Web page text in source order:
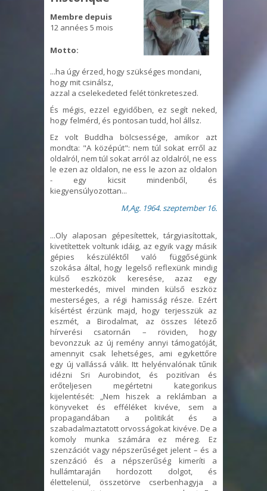
Membre depuis
12 années 5 mois
Motto:
...ha úgy érzed, hogy szükséges mondani,
hogy mit csinálsz,
azzal a cselekedeted felét tönkreteszed.
És mégis, ezzel egyidőben, ez segít neked,
hogy felmérd, és pontosan tudd, hol állsz.
Ez volt Buddha bölcsessége, amikor azt
mondta: "A középút": nem túl sokat erről az
oldalról, nem túl sokat arról az oldalról, ne ess
le ezen az oldalon, ne ess le azon az oldalon
- egy kicsit mindenből, és
kiegyensúlyozottan...
M,Ag. 1964. szeptember 16.
...Oly alaposan gépesítettek, tárgyiasítottak,
kivetítettek voltunk idáig, az egyik vagy másik
gépies készüléktől való függőségünk
szokása által, hogy legelső reflexünk mindig
külső eszközök keresése, azaz egy
mesterkedés, mivel minden külső eszköz
mesterséges, a régi hamisság része. Ezért
kísértést érzünk majd, hogy terjesszük az
eszmét, a Birodalmat, az összes létező
hírverési csatornán – röviden, hogy
bevonzzuk az új remény annyi támogatóját,
amennyit csak lehetséges, ami egykettőre
egy új vallássá válik. Itt helyénvalónak tűnik
idézni Sri Aurobindot, és pozitívan és
erőteljesen megértetni kategorikus
kijelentését: „Nem hiszek a reklámban a
könyveket és efféléket kivéve, sem a
propagandában a politikát és a
szabadalmaztatott orvosságokat kivéve. De a
komoly munka számára ez méreg. Ez
szenzációt vagy népszerűséget jelent – és a
szenzáció és a népszerűség kimeríti a
hullámtaraján hordozott dolgot, és
élettelenül, összetörve cserbenhagyja a